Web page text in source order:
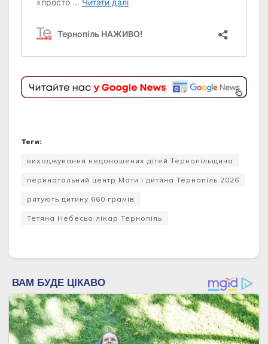
Теги:
виходжування недоношених дітей Тернопільщина
перинатальний центр Мати і дитина Тернопіль 2026
рятують дитину 660 грамів
Тетяна Небесьо лікар Тернопіль